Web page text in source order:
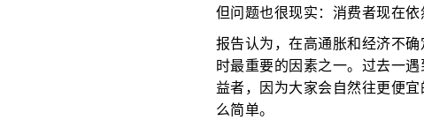
但问题也很现实：消费者现在依
报告认为，在高通胀和经济不确
时最重要的因素之一。过去一
益者，因为大家会自然往更便
么简单。
美国餐厅为什么越来越难招洗碗工
饮业正在面对新挑战